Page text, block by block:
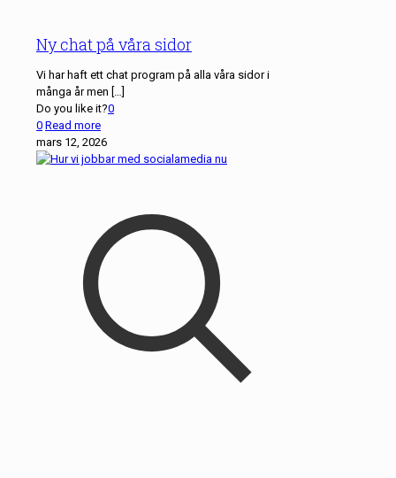
Ny chat på våra sidor
Vi har haft ett chat program på alla våra sidor i
många år men
Do you like it?0
0 Read more
mars 12, 2026